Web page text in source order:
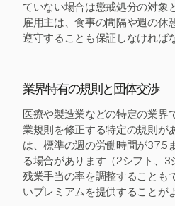
ていない場合は懲戒処分の対象
雇用主は、食事の間隔や週の休
遵守することも保証しなければ
業界特有の規則と団体交渉
医療や製造業などの特定の業界
業規則を修正する特定の規則が
は、標準の週の労働時間が37.5
る場合があります（2シフト、3
残業手当の率を調整することも
いプレミアムを提供することが